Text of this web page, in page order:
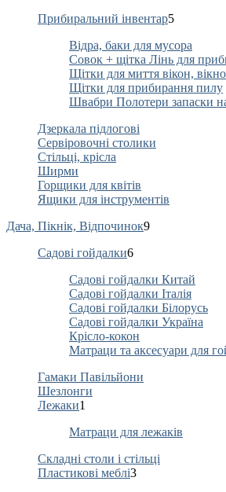
Прибиральний інвентар5
Відра, баки для мусора
Совок + щітка Лінь для
Щітки для миття вікон,
Щітки для прибирання пилу
Швабри Полотери запаски
Дзеркала підлогові
Сервіровочні столики
Стільці, крісла
Ширми
Горщики для квітів
Ящики для інструментів
Дача, Пікнік, Відпочинок9
Садові гойдалки6
Садові гойдалки Китай
Садові гойдалки Італія
Садові гойдалки Білорусь
Садові гойдалки Україна
Крісло-кокон
Матраци та аксесуари для
Гамаки Павільйони
Шезлонги
Лежаки1
Матраци для лежаків
Складні столи і стільці
Пластикові меблі3